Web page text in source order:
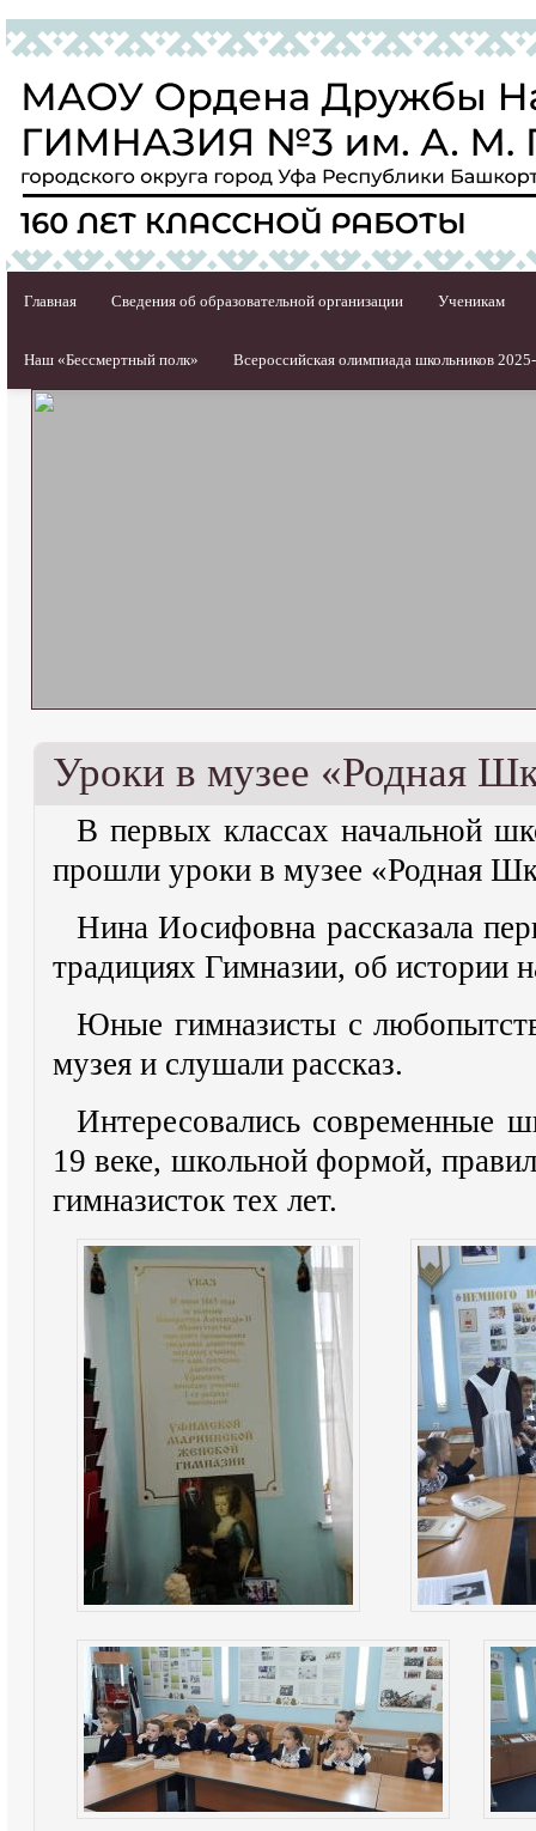
Главная Сведения об образовательной организации Ученикам
Наш «Бессмертный полк» Всероссийская олимпиада школьников
Уроки в музее «Родная
В первых классах начальной
прошли уроки в музее «Родная
Нина Иосифовна рассказала
традициях Гимназии, об
Юные гимназисты с
музея и слушали рассказ.
Интересовались современные
19 веке, школьной формой,
гимназисток тех лет.